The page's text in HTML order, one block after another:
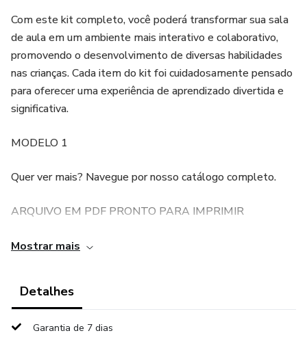
Com este kit completo, você poderá transformar sua sala
de aula em um ambiente mais interativo e colaborativo,
promovendo o desenvolvimento de diversas habilidades
nas crianças. Cada item do kit foi cuidadosamente pensado
para oferecer uma experiência de aprendizado divertida e
significativa.
MODELO 1
Quer ver mais? Navegue por nosso catálogo completo.
ARQUIVO EM PDF PRONTO PARA IMPRIMIR
TAMANHO DE CADA RECURSO A4
Como está o tempo hoje?
Mostrar mais
Detalhes
Garantia de 7 dias